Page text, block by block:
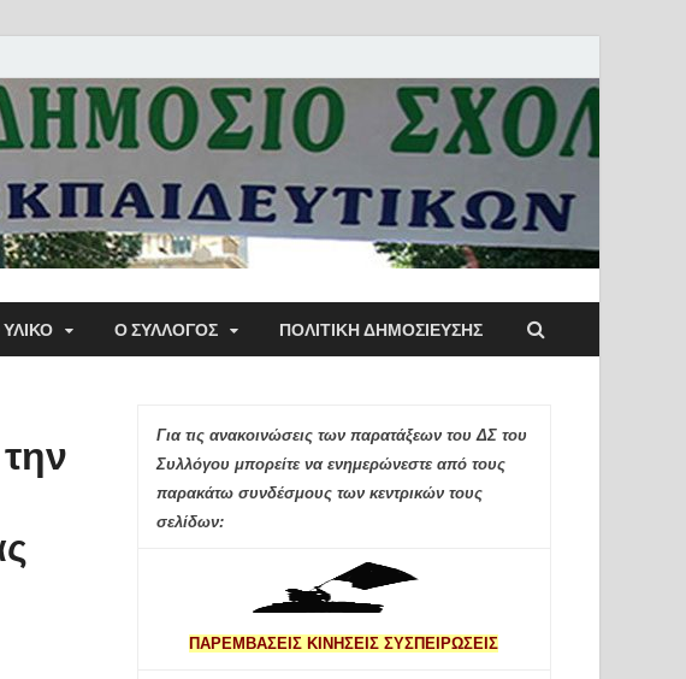
Α΄ Σύλλογος Αθηνών
Εκπαιδευτικών Π.Ε.
Ο ΣΥΛΛΟΓΟΣ ΠΟΛΙΤΙΚΉ ΔΗΜΟΣΊΕΥΣΗΣ
Για τις ανακοινώσεις των παρατάξεων του ΔΣ του
Συλλόγου μπορείτε να ενημερώνεστε από τους
παρακάτω συνδέσμους των κεντρικών τους
σελίδων:
ΠΑΡΕΜΒΑΣΕΙΣ ΚΙΝΗΣΕΙΣ ΣΥΣΠΕΙΡΩΣΕΙΣ